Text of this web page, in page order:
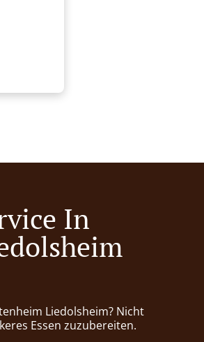
In
Liedolsheim? Nicht
Essen zuzubereiten.